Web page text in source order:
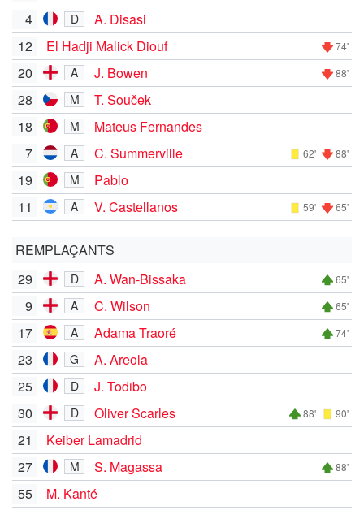
4 D
A. Disasi
12
El Hadji Malick Diouf 74'
20 A J. Bowen 88'
28 M
T. Souček
18
M
Mateus Fernandes
7
A C. Summerville 62' 88'
19 M
Pablo
11
A V. Castellanos 59' 65'
REMPLAÇANTS
29
D A. Wan-Bissaka 65'
9 A C. Wilson 65'
17 A Adama Traoré 74'
23 G
A. Areola
25
D
J. Todibo
30
D Oliver Scarles 88' 90'
21
Keiber Lamadrid
27
M S. Magassa 88'
55 M. Kanté